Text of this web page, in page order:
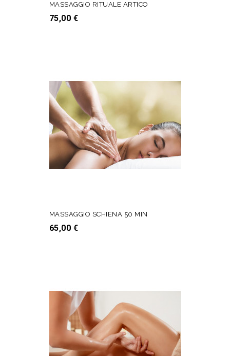
MASSAGGIO RITUALE ARTICO
Prezzo
75,00 €
AGGIUNGI AL CARRELLO
MASSAGGIO SCHIENA 50 MIN
Prezzo
65,00 €
AGGIUNGI AL CARRELLO